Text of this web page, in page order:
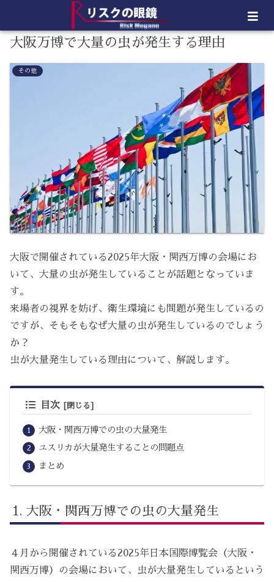
大阪万博で大量の虫が発生する理由
その他
大阪で開催されている2025年大阪・関西万博の会場にお
いて、大量の虫が発生していることが話題となっていま
す。
来場者の視界を妨げ、衛生環境にも問題が発生しているの
ですが、そもそもなぜ大量の虫が発生しているのでしょう
か？
虫が大量発生している理由について、解説します。
目次
大阪・関西万博での虫の大量発生
ユスリカが大量発生することの問題点
まとめ
大阪・関西万博での虫の大量発生
４月から開催されている2025年日本国際博覧会（大阪・
関西万博）の会場において、虫が大量発生しているという